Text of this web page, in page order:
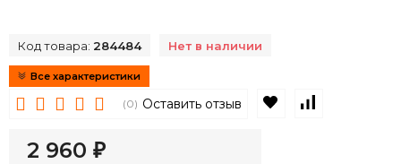
Код товара: 284484 Нет в наличии
Все характеристики
(0) Оставить отзыв В избранное
2 960 ₽